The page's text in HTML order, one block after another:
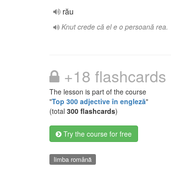
rău
Knut crede că el e o persoană rea.
+18 flashcards
The lesson is part of the course
"Top 300 adjective în engleză"
(total 300 flashcards)
Try the course for free
limba română